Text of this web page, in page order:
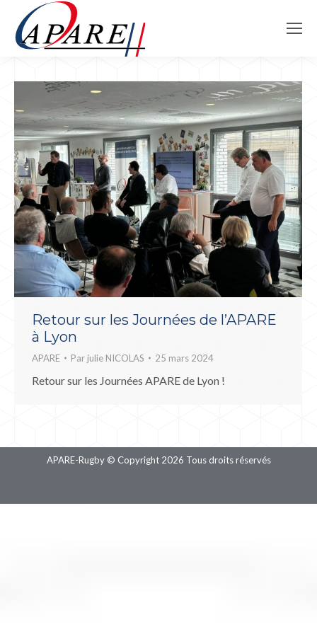
Retour sur les Journées de l’APARE
à Lyon
APARE Par julie NICOLAS 25 mars 2024
Retour sur les Journées APARE de Lyon !
APARE-Rugby © Copyright 2026 Tous droits réservés